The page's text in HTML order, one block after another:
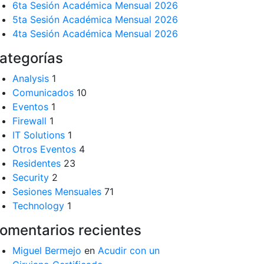
6ta Sesión Académica Mensual 2026
5ta Sesión Académica Mensual 2026
4ta Sesión Académica Mensual 2026
Analysis 1
Comunicados 10
Eventos 1
Firewall 1
IT Solutions 1
Otros Eventos 4
Residentes 23
Security 2
Sesiones Mensuales 71
Technology 1
recientes
Miguel Bermejo en Acudir con un